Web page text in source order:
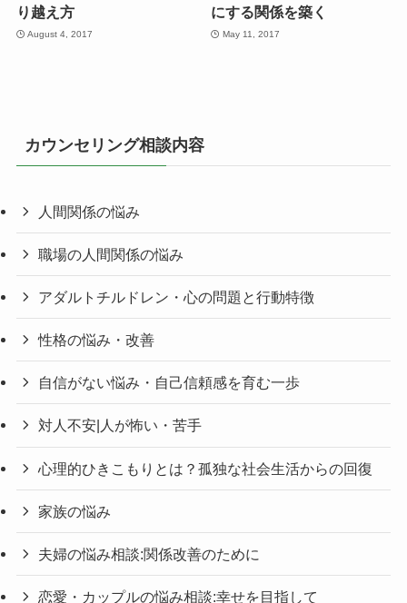
り越え方
August 4, 2017
にする関係を築く
May 11, 2017
カウンセリング相談内容
人間関係の悩み
職場の人間関係の悩み
アダルトチルドレン・心の問題と行動特徴
性格の悩み・改善
自信がない悩み・自己信頼感を育む一歩
対人不安|人が怖い・苦手
心理的ひきこもりとは？孤独な社会生活からの回復
家族の悩み
夫婦の悩み相談:関係改善のために
恋愛・カップルの悩み相談:幸せを目指して